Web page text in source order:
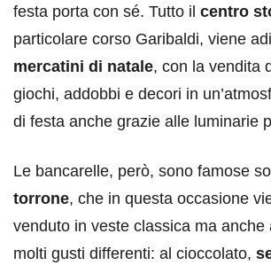
festa porta con sé. Tutto il centro
particolare corso Garibaldi, viene
mercatini di natale, con la vendita
giochi, addobbi e decori in
di festa anche grazie alle luminarie
Le bancarelle, però, sono famose
torrone, che in questa occasione
venduto in veste classica ma anche
molti gusti differenti: al cioccolato,